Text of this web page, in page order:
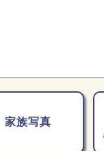
家族写真